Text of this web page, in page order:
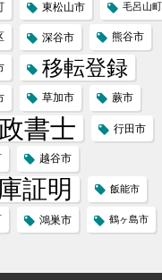
東松山市 毛呂山町
深谷市 熊谷市
移転登録
草加市 蕨市
書士 行田市
越谷市
証明 飯能市
鴻巣市 鶴ヶ島市